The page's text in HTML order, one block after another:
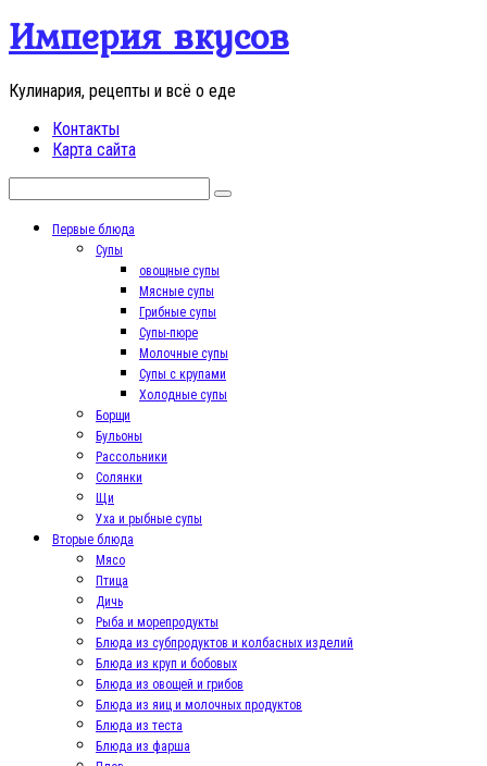
Перейти
контенту
Империя вкусов
Кулинария, рецепты и всё о еде
Контакты
Карта сайта
Первые блюда
Супы
овощные супы
Мясные супы
Грибные супы
Супы-пюре
Молочные супы
Супы с крупами
Холодные супы
Борщи
Бульоны
Рассольники
Солянки
Щи
Уха и рыбные супы
Вторые блюда
Мясо
Птица
Дичь
Рыба и морепродукты
Блюда из субпродуктов и колбасных изделий
Блюда из круп и бобовых
Блюда из овощей и грибов
Блюда из яиц и молочных продуктов
Блюда из теста
Блюда из фарша